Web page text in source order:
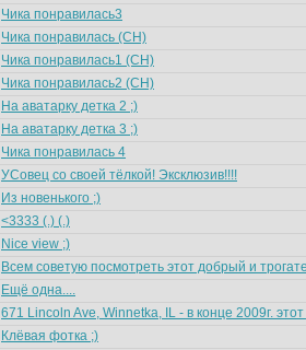
Чика понравилась3
Чика понравилась (CH)
Чика понравилась1 (CH)
Чика понравилась2 (CH)
На аватарку детка 2 ;)
На аватарку детка 3 ;)
Чика понравилась 4
УСовец со своей тёлкой! Эксклюзив!!!!
Из новенького ;)
<3333 (.) (.)
Nice view ;)
Всем советую посмотреть этот добрый и
Ещё одна....
671 Lincoln Ave, Winnetka, IL - в конце 2009г.
Клёвая фотка ;)